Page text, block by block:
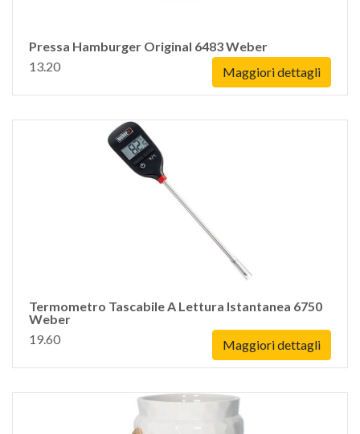
Pressa Hamburger Original 6483 Weber
13.20
Maggiori dettagli
Termometro Tascabile A Lettura Istantanea 6750
Weber
19.60
Maggiori dettagli